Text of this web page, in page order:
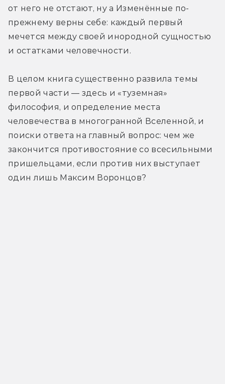
от него не отстают, ну а Изменённые по-
прежнему верны себе: каждый первый
мечется между своей инородной сущностью
и остатками человечности.
В целом книга существенно развила темы
первой части — здесь и «туземная»
философия, и определение места
человечества в многогранной Вселенной, и
поиски ответа на главный вопрос: чем же
закончится противостояние со всесильными
пришельцами, если против них выступает
один лишь Максим Воронцов?